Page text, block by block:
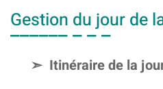
Gestion du jour de
Itinéraire de la